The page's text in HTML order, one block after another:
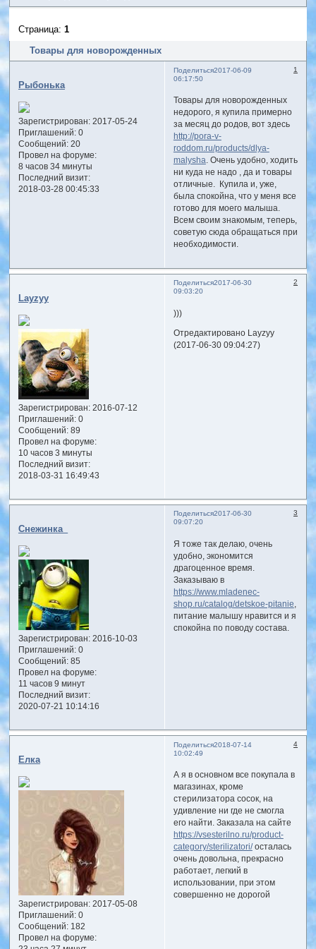
Товары для новорожденных
Страница:1
Поделиться 1
2017-06-09
06:17:50
Рыбонька
Зарегистрирован: 2017-05-24
Приглашений:0
Сообщений:20
Провел на форуме:
8 часов 34 минуты
Последний визит:
2018-03-28 00:45:33
Товары для новорожденных
недорого, я купила примерно
за месяц до родов, вот здесь
http://pora-v-
roddom.ru/products/dlya-
malysha . Очень удобно, ходить
ни куда не надо , да и товары
отличные. Купила и, уже,
была спокойна, что у меня все
готово для моего малыша.
Всем своим знакомым, теперь,
советую сюда обращаться при
необходимости.
Поделиться 2
2017-06-30
09:03:20
Layzyy
Зарегистрирован: 2016-07-12
Приглашений:0
Сообщений:89
Провел на форуме:
10 часов 3 минуты
Последний визит:
2018-03-31 16:49:43
)))
Отредактировано Layzyy
(2017-06-30 09:04:27)
Поделиться 3
2017-06-30
09:07:20
Снежинка_
Зарегистрирован: 2016-10-03
Приглашений:0
Сообщений:85
Провел на форуме:
11 часов 9 минут
Последний визит:
2020-07-21 10:14:16
Я тоже так делаю, очень
удобно, экономится
драгоценное время.
Заказываю в
https://www.mladenec-
shop.ru/catalog/detskoe-pitanie
питание малышу нравится и я
спокойна по поводу состава.
Поделиться 4
2018-07-14
10:02:49
Елка
Зарегистрирован: 2017-05-08
Приглашений:0
Сообщений:182
Провел на форуме:
А я в основном все покупала в
магазинах, кроме
стерилизатора сосок, на
удивление ни где не смогла
его найти. Заказала на сайте
https://vsesterilno.ru/product-
category/sterilizatori/осталась
очень довольна, прекрасно
работает, легкий в
использовании, при этом
совершенно не дорогой